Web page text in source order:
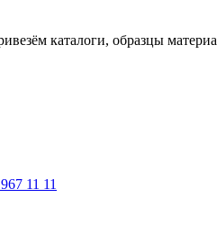
каталоги, образцы
11 11